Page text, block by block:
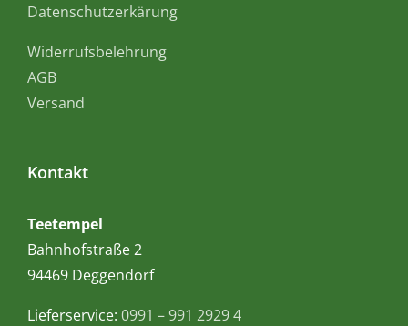
Datenschutzerkärung
Widerrufsbelehrung
AGB
Versand
Kontakt
Teetempel
Bahnhofstraße 2
94469 Deggendorf
Lieferservice: 0991 – 991 2929 4